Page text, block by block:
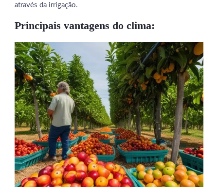
através da irrigação.
Principais vantagens do clima: